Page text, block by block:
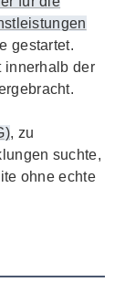
gestartet.
innerhalb der
, zu
suchte,
ohne echte